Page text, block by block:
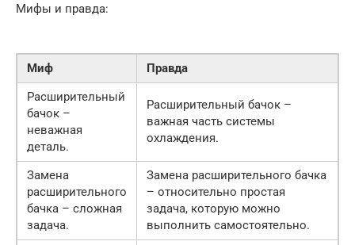
Мифы и правда:
Миф
Правда
Расширительный
бачок –
неважная
деталь.
Расширительный бачок –
важная часть системы
охлаждения.
Замена
расширительного
бачка – сложная
задача.
Замена расширительного бачка
– относительно простая
задача, которую можно
выполнить самостоятельно.